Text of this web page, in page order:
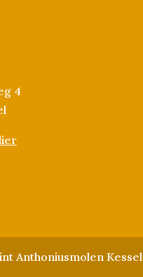
4
Anthoniusmolen Kessel